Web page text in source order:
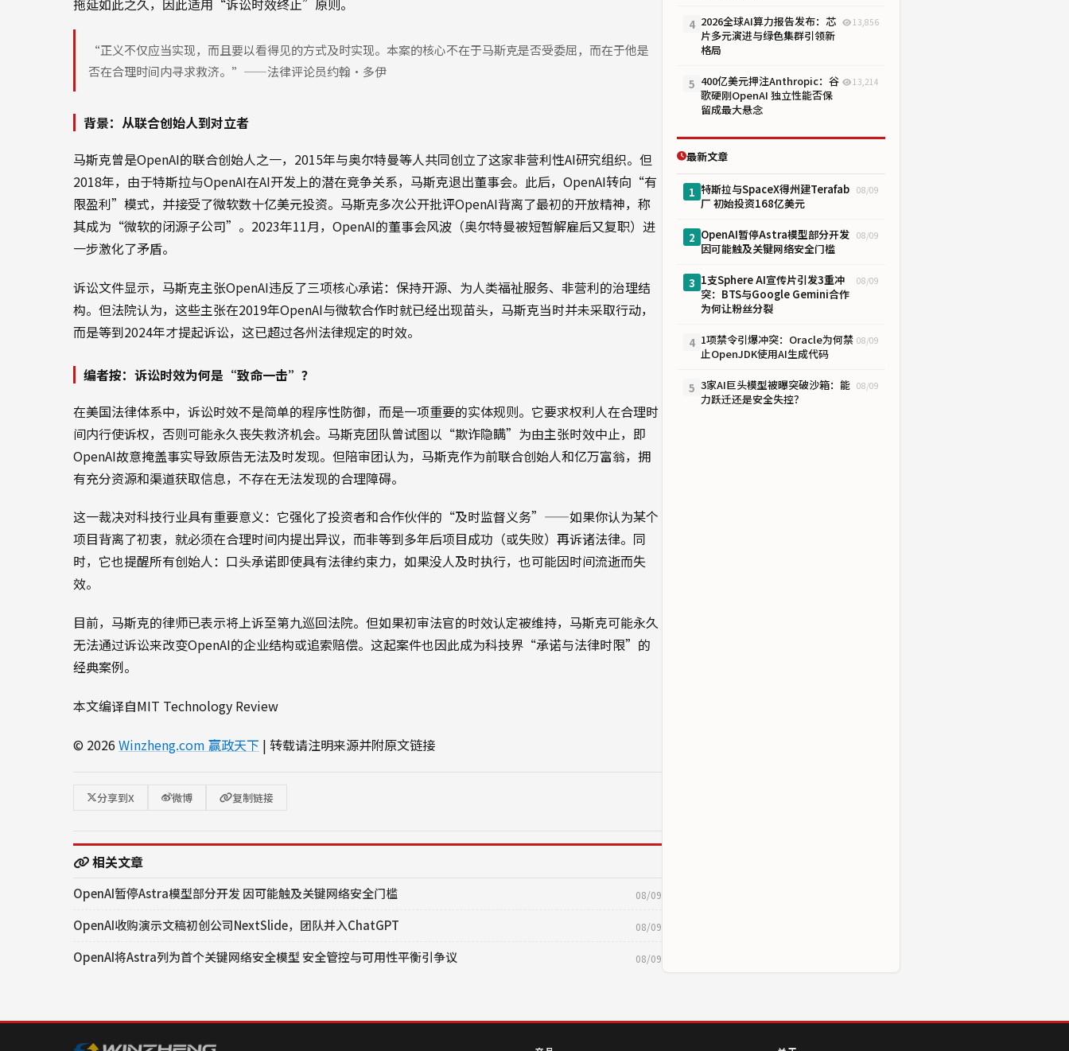
“正义不仅应当实现，而且要以看得见的方式及时实现。本案的核心不在于马斯克是否受委屈，而在于他是
否在合理时间内寻求救济。”——法律评论员约翰·多伊
背景：从联合创始人到对立者
马斯克曾是OpenAI的联合创始人之一，2015年与奥尔特曼等人共同创立了这家非营利性AI研究组织。但
2018年，由于特斯拉与OpenAI在AI开发上的潜在竞争关系，马斯克退出董事会。此后，OpenAI转向“有
限盈利”模式，并接受了微软数十亿美元投资。马斯克多次公开批评OpenAI背离了最初的开放精神，称
其成为“微软的闭源子公司”。2023年11月，OpenAI的董事会风波（奥尔特曼被短暂解雇后又复职）进
一步激化了矛盾。
诉讼文件显示，马斯克主张OpenAI违反了三项核心承诺：保持开源、为人类福祉服务、非营利的治理结
构。但法院认为，这些主张在2019年OpenAI与微软合作时就已经出现苗头，马斯克当时并未采取行动，
而是等到2024年才提起诉讼，这已超过各州法律规定的时效。
编者按：诉讼时效为何是“致命一击”？
在美国法律体系中，诉讼时效不是简单的程序性防御，而是一项重要的实体规则。它要求权利人在合理时
间内行使诉权，否则可能永久丧失救济机会。马斯克团队曾试图以“欺诈隐瞒”为由主张时效中止，即
OpenAI故意掩盖事实导致原告无法及时发现。但陪审团认为，马斯克作为前联合创始人和亿万富翁，拥
有充分资源和渠道获取信息，不存在无法发现的合理障碍。
这一裁决对科技行业具有重要意义：它强化了投资者和合作伙伴的“及时监督义务”——如果你认为某个
项目背离了初衷，就必须在合理时间内提出异议，而非等到多年后项目成功（或失败）再诉诸法律。同
时，它也提醒所有创始人：口头承诺即使具有法律约束力，如果没人及时执行，也可能因时间流逝而失
效。
目前，马斯克的律师已表示将上诉至第九巡回法院。但如果初审法官的时效认定被维持，马斯克可能永久
无法通过诉讼来改变OpenAI的企业结构或追索赔偿。这起案件也因此成为科技界“承诺与法律时限”的
经典案例。
本文编译自MIT Technology Review
© 2026 Winzheng.com 赢政天下 | 转载请注明来源并附原文链接
分享到X 微博 复制链接
相关文章
OpenAI暂停Astra模型部分开发 因可能触及关键网络安全门槛 08/09
OpenAI收购演示文稿初创公司NextSlide，团队并入ChatGPT 08/09
OpenAI将Astra列为首个关键网络安全模型 安全管控与可用性平衡引争议 08/09
4 2026全球AI算力报告发布：芯
片多元演进与绿色集群引领新
格局
13,856
5 400亿美元押注Anthropic：谷
歌硬刚OpenAI 独立性能否保
留成最大悬念
13,214
最新文章
1 特斯拉与SpaceX得州建Terafab
厂 初始投资168亿美元
08/09
2 OpenAI暂停Astra模型部分开发
因可能触及关键网络安全门槛
08/09
3 1支Sphere AI宣传片引发3重冲
突：BTS与Google Gemini合作
为何让粉丝分裂
08/09
4 1项禁令引爆冲突：Oracle为何禁
止OpenJDK使用AI生成代码
08/09
5 3家AI巨头模型被曝突破沙箱：能
力跃迁还是安全失控？
08/09